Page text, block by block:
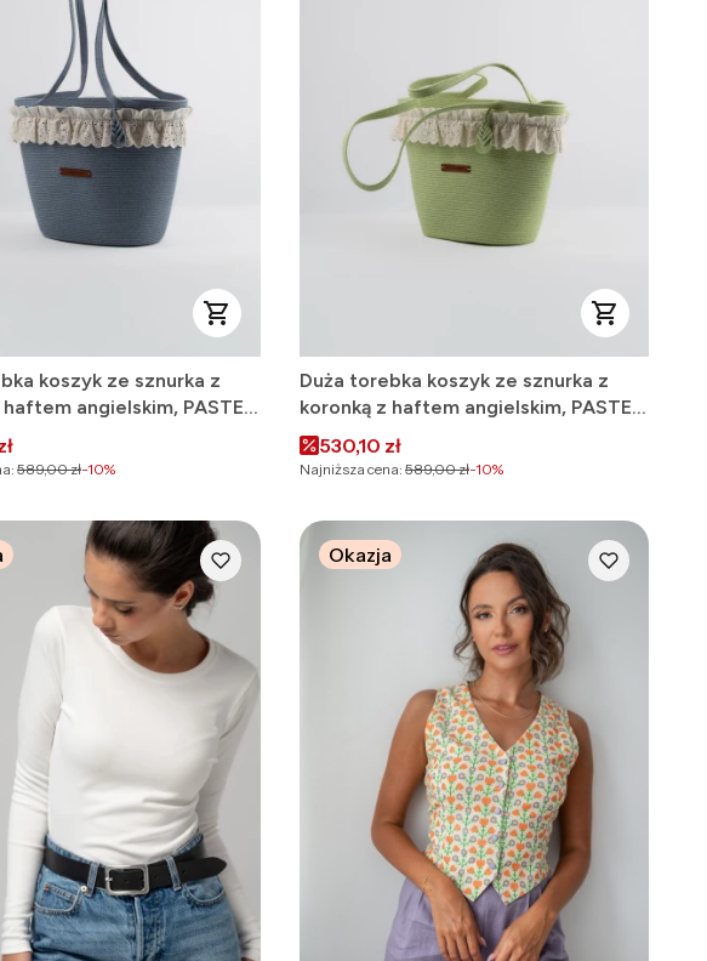
koszyk ze sznurka z
angielskim, PASTEL
589,00 zł-10%
Duża torebka koszyk ze sznurka z
koronką z haftem angielskim, PASTEL
PISTACHIO GREEN
Cena promocyjna
530,10 zł
Najniższa cena: 589,00 zł-10%
Okazja